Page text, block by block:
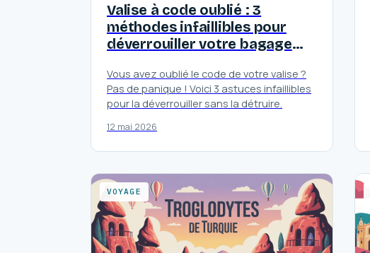
Valise à code oublié : 3
méthodes infaillibles pour
déverrouiller votre bagage
12 mai 2026
Vous avez oublié le code de votre valise ?
Pas de panique ! Voici 3 astuces infaillibles
pour la déverrouiller sans la détruire.
VOYAGE